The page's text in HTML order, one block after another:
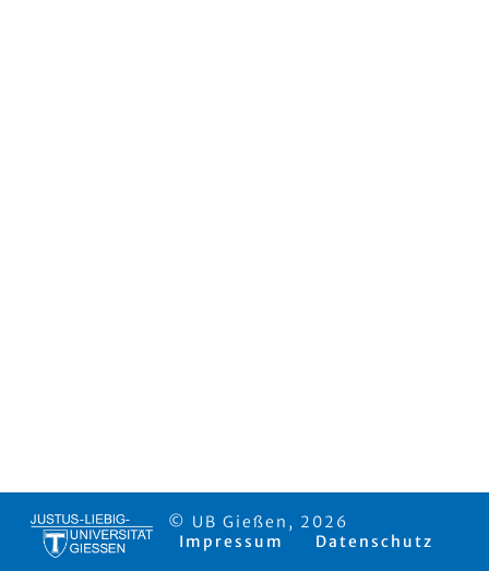
© UB Gießen, 2026
Impressum
Datenschutz